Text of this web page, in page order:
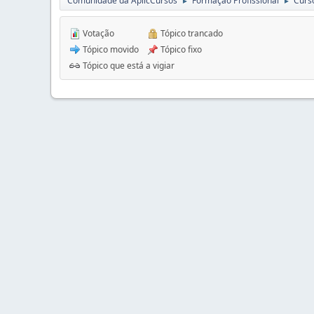
Votação
Tópico movido
Tópico trancado
Tópico fixo
Tópico que está a vigiar